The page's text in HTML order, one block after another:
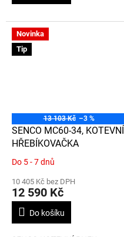
Novinka
Tip
13 103 Kč –3 %
SENCO MC60-34, KOTEVNÍ
HŘEBÍKOVAČKA
Průměrné
produktu
je
5,0
Do 5 - 7 dnů
10 405 Kč bez DPH
12 590 Kč
Do košíku